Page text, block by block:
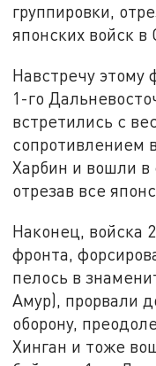
группировки,
японских войск
Навстречу этому
1-го
встретились с
сопротивлением
Харбин и вошли в
отрезав все
Наконец, войска
фронта,
пелось в
Амур), прорвали
оборону,
Хинган и тоже